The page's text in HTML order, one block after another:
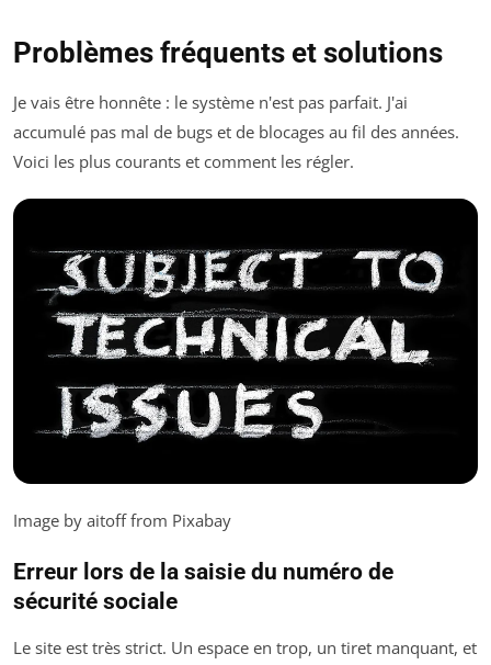
Problèmes fréquents et solutions
Je vais être honnête : le système n'est pas parfait. J'ai
accumulé pas mal de bugs et de blocages au fil des années.
Voici les plus courants et comment les régler.
Image by aitoff from Pixabay
Erreur lors de la saisie du numéro de
sécurité sociale
Le site est très strict. Un espace en trop, un tiret manquant, et